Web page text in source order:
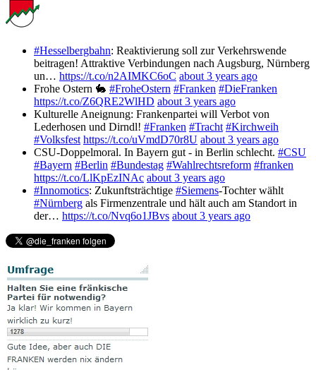
#Hesselbergbahn: Reaktivierung soll zur Verkehrswende
beitragen! Attraktive Verbindungen nach Augsburg, Nürnberg
un… https://t.co/n2AIMKC6oC about 3 years ago
Frohe Ostern 🐇 #FroheOstern #Franken #DieFranken
https://t.co/Z6QRE2WlHD about 3 years ago
Kulturelle Aneignung: Frankenpartei will Verbot von
Lederhosen und Dirndl! #Franken #Tracht #Kirchweih
#Volksfest https://t.co/uVmdD70r8U about 3 years ago
CSU-Doppelmoral. In Bayern gut - in Berlin schlecht. #CSU
#Bayern #Berlin #Bundestag #Wahlrechtsreform #franken
https://t.co/LlKpEzINAc about 3 years ago
#Innomotics: Zukunftsträchtige #Siemens-Tochter wählt
#Nürnberg als Firmenzentrale und hält auch am Standort in
der… https://t.co/Nvq6o1JBvs about 3 years ago